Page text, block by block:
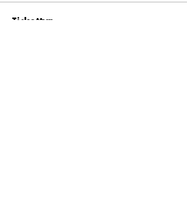
Tickettyp